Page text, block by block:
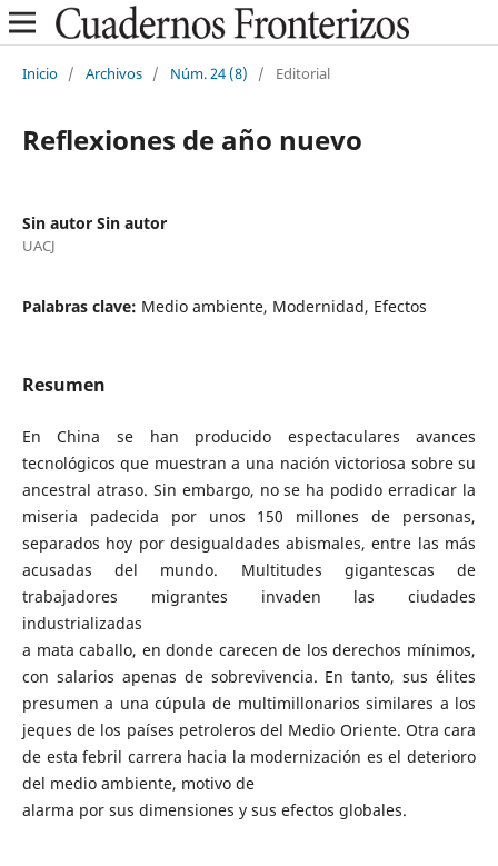
Inicio / Archivos / Núm. 24 (8) / Editorial
Reflexiones de año nuevo
Sin autor Sin autor
UACJ
Palabras clave: Medio ambiente, Modernidad, Efectos
Resumen
En China se han producido espectaculares avances
tecnológicos que muestran a una nación victoriosa sobre su
ancestral atraso. Sin embargo, no se ha podido erradicar la
miseria padecida por unos 150 millones de personas,
separados hoy por desigualdades abismales, entre las más
acusadas del mundo. Multitudes gigantescas de
trabajadores migrantes invaden las ciudades
industrializadas
a mata caballo, en donde carecen de los derechos mínimos,
con salarios apenas de sobrevivencia. En tanto, sus élites
presumen a una cúpula de multimillonarios similares a los
jeques de los países petroleros del Medio Oriente. Otra cara
de esta febril carrera hacia la modernización es el deterioro
del medio ambiente, motivo de
alarma por sus dimensiones y sus efectos globales.